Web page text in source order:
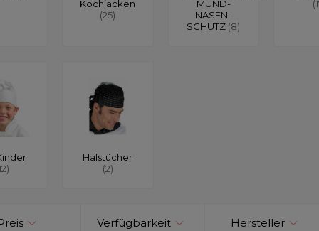
Kochjacken
(25)
MUND-
NASEN-
SCHUTZ (8)
Halstücher
(2)
Verfügbarkeit Hersteller